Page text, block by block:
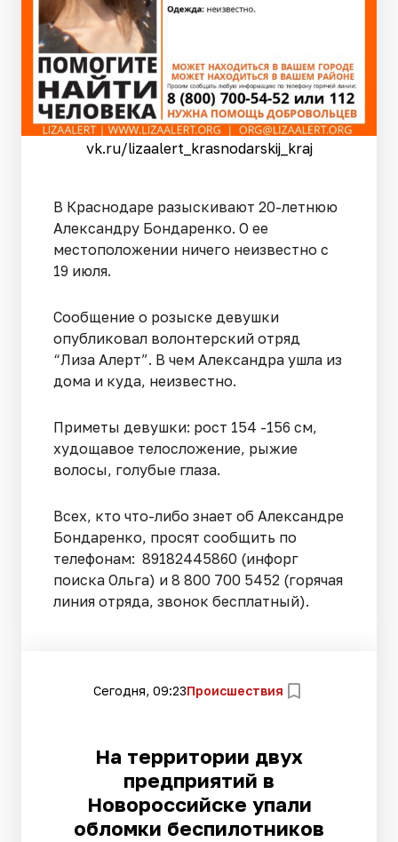
vk.ru/lizaalert_krasnodarskij_kraj
В Краснодаре разыскивают 20-летнюю
Александру Бондаренко. О ее
местоположении ничего неизвестно с
19 июля.
Сообщение о розыске девушки
опубликовал волонтерский отряд
“Лиза Алерт”. В чем Александра ушла из
дома и куда, неизвестно.
Приметы девушки: рост 154 -156 см,
худощавое телосложение, рыжие
волосы, голубые глаза.
Всех, кто что-либо знает об Александре
Бондаренко, просят сообщить по
телефонам: 89182445860 (инфорг
поиска Ольга) и 8 800 700 5452 (горячая
линия отряда, звонок бесплатный).
Сегодня, 09:23Происшествия
На территории двух
предприятий в
Новороссийске упали
обломки беспилотников